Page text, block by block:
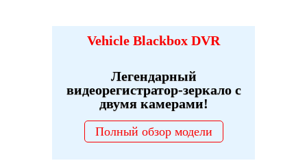
Vehicle Blackbox DVR
Легендарный
видеорегистратор-зеркало с
двумя камерами!
Полный обзор модели